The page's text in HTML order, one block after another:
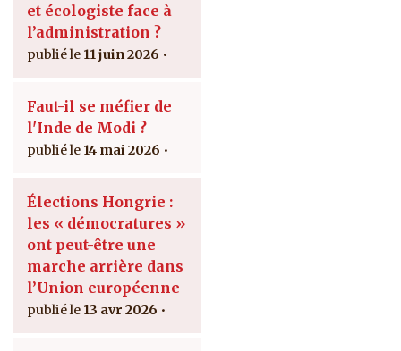
et écologiste face à
l’administration ?
11 juin 2026
Faut-il se méfier de
l'Inde de Modi ?
14 mai 2026
Élections Hongrie :
les « démocratures »
ont peut-être une
marche arrière dans
l’Union européenne
13 avr 2026